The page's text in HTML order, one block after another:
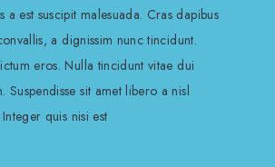
a est suscipit malesuada. Cras dapibus
a dignissim nunc tincidunt.
eros. Nulla tincidunt vitae dui
Suspendisse sit amet libero a nisl
quis nisi est